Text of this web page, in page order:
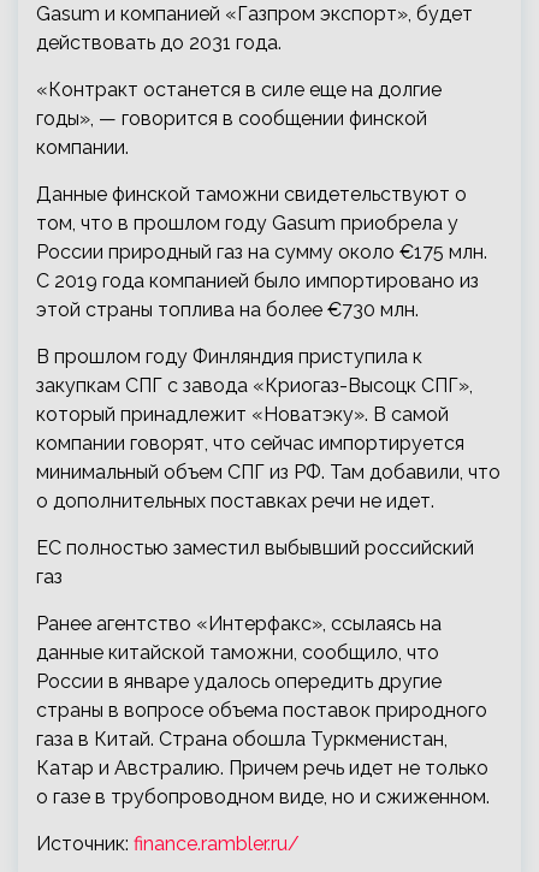
Gasum и компанией «Газпром экспорт», будет
действовать до 2031 года.
«Контракт останется в силе еще на долгие
годы», — говорится в сообщении финской
компании.
Данные финской таможни свидетельствуют о
том, что в прошлом году Gasum приобрела у
России природный газ на сумму около €175 млн.
С 2019 года компанией было импортировано из
этой страны топлива на более €730 млн.
В прошлом году Финляндия приступила к
закупкам СПГ с завода «Криогаз-Высоцк СПГ»,
который принадлежит «Новатэку». В самой
компании говорят, что сейчас импортируется
минимальный объем СПГ из РФ. Там добавили, что
о дополнительных поставках речи не идет.
ЕС полностью заместил выбывший российский
газ
Ранее агентство «Интерфакс», ссылаясь на
данные китайской таможни, сообщило, что
России в январе удалось опередить другие
страны в вопросе объема поставок природного
газа в Китай. Страна обошла Туркменистан,
Катар и Австралию. Причем речь идет не только
о газе в трубопроводном виде, но и сжиженном.
Источник: finance.rambler.ru/